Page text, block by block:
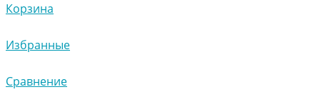
Корзина
Избранные
Сравнение